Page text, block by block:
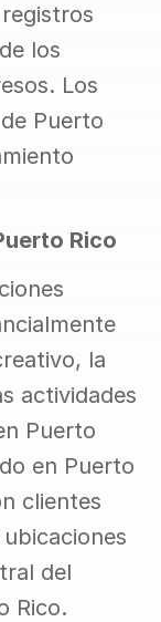
los
Los
Puerto
Rico
la
actividades
Puerto
en Puerto
clientes
del
Rico.